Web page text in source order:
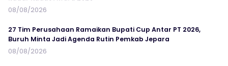
08/08/2026
27 Tim Perusahaan Ramaikan Bupati Cup Antar PT 2026,
Buruh Minta Jadi Agenda Rutin Pemkab Jepara
08/08/2026